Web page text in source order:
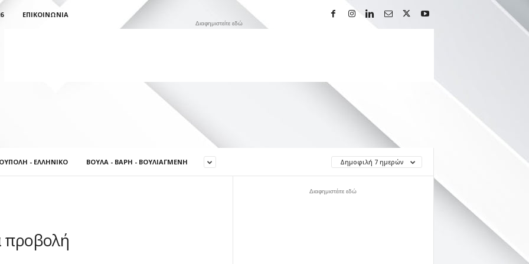
ΕΠΙΚΟΙΝΩΝΊΑ
Διαφημιστείτε εδώ
- ΕΛΛΗΝΙΚΌ ΒΟΎΛΑ - ΒΆΡΗ - ΒΟΥΛΙΑΓΜΈΝΗ Δημοφιλή 7 ημερών
προβολή
Διαφημιστέιτε εδώ